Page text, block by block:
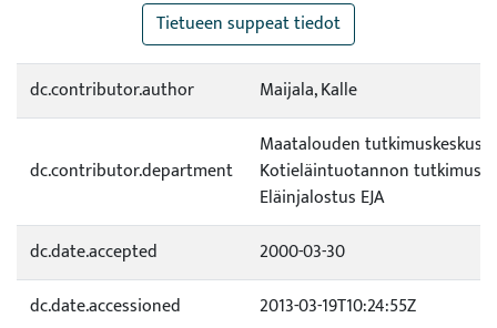
Tietueen suppeat tiedot
dc.contributor.author Maijala, Kalle
dc.contributor.department
Maatalouden tutkimuskeskus
Kotieläintuotannon tutkimus /
Eläinjalostus EJA
dc.date.accepted
2000-03-30
dc.date.accessioned
2013-03-19T10:24:55Z